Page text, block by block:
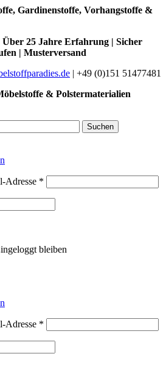
Gardinenstoffe, Vorhangstoffe &
Über 25 Jahre Erfahrung | Sicher
| Musterversand
| +49 (0)151 51477481
& Polstermaterialien
Suchen
Adresse *
bleiben
Adresse *